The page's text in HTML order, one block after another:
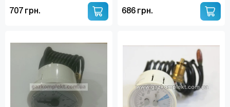
707 грн. 686 грн.